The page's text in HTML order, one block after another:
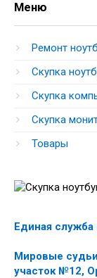
Меню
Ремонт
Скупка
Скупка
Скупка
Товары
Единая служба
Мировые
участок №12,